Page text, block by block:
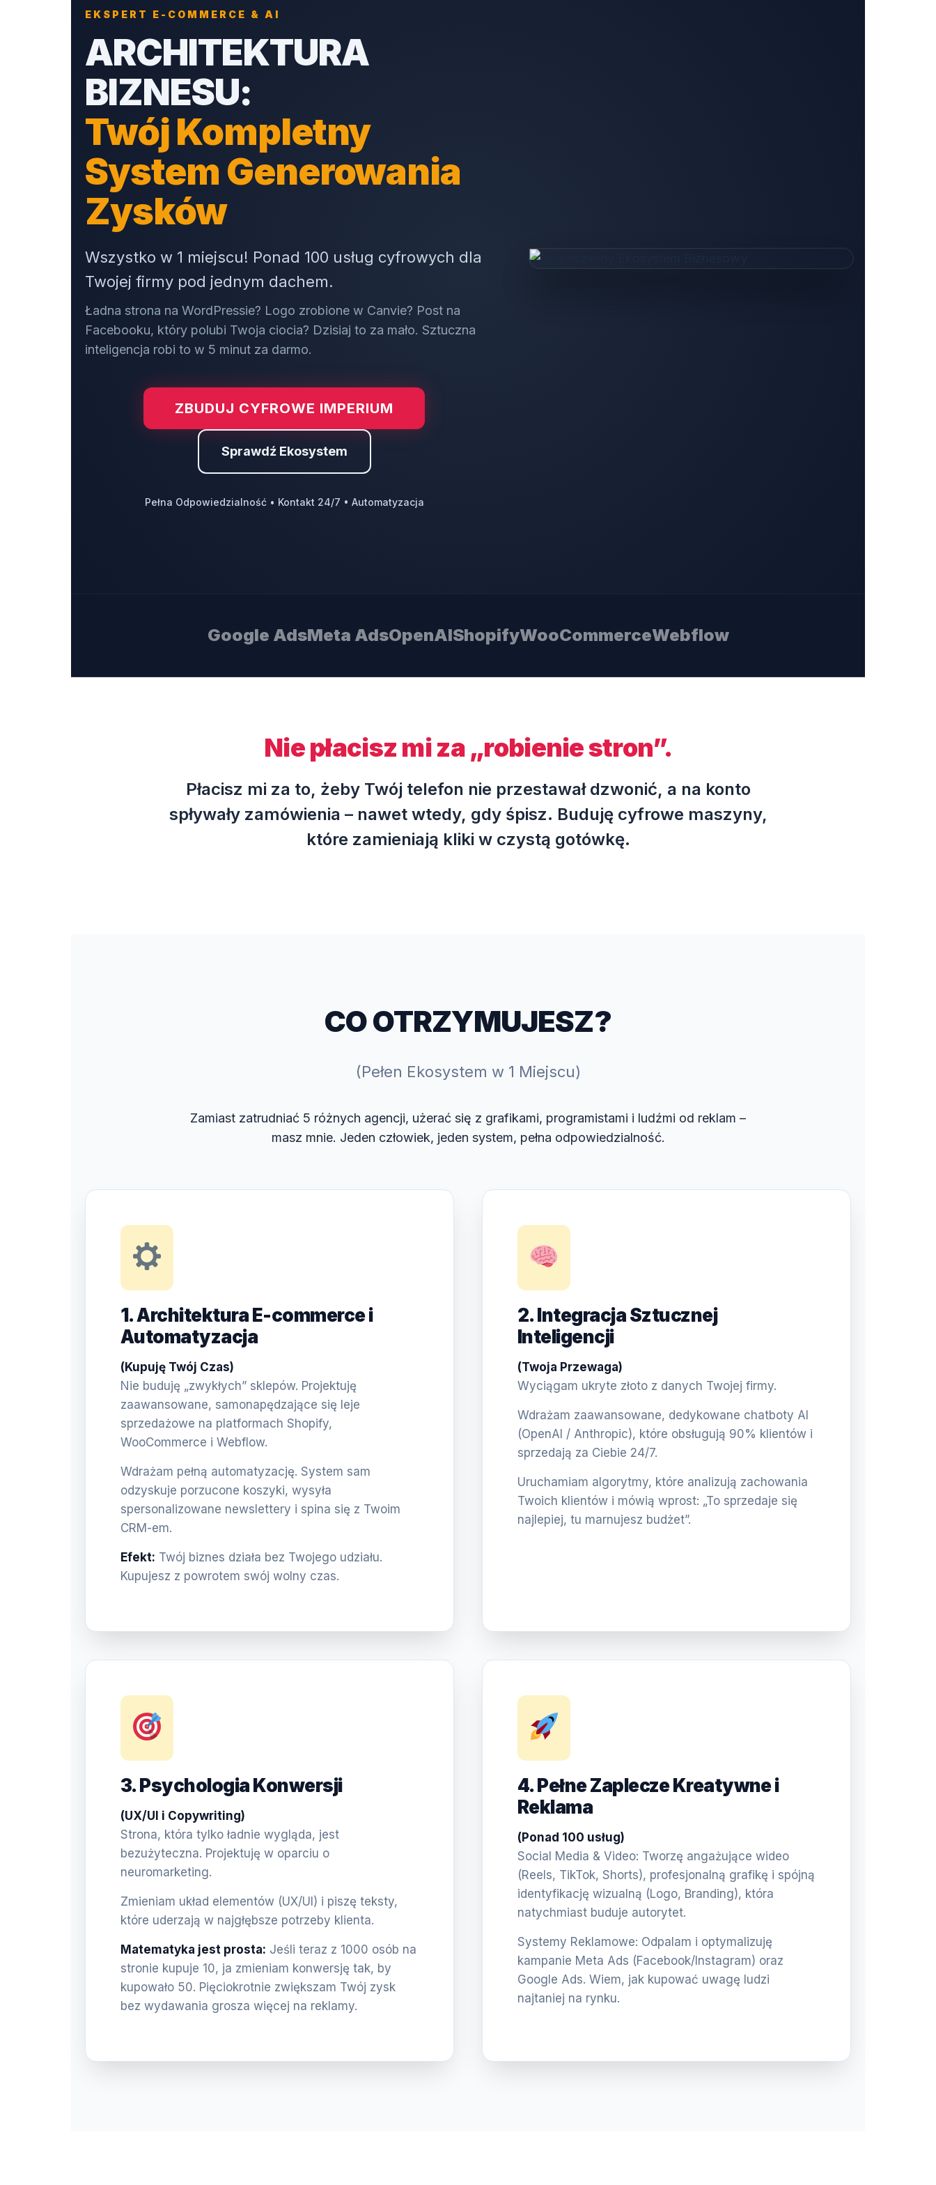
EKSPERT E-COMMERCE & AI
ARCHITEKTURA
BIZNESU:
Twój Kompletny
System Generowania
Zysków
Wszystko w 1 miejscu! Ponad 100 usług cyfrowych dla
Twojej firmy pod jednym dachem.
Ładna strona na WordPressie? Logo zrobione w Canvie? Post na
Facebooku, który polubi Twoja ciocia? Dzisiaj to za mało. Sztuczna
inteligencja robi to w 5 minut za darmo.
ZBUDUJ CYFROWE IMPERIUM
Sprawdź Ekosystem
Pełna Odpowiedzialność • Kontakt 24/7 • Automatyzacja
Google AdsMeta AdsOpenAIShopifyWooCommerceWebflow
Nie płacisz mi za „robienie stron”.
Płacisz mi za to, żeby Twój telefon nie przestawał dzwonić, a na konto
spływały zamówienia – nawet wtedy, gdy śpisz. Buduję cyfrowe maszyny,
które zamieniają kliki w czystą gotówkę.
CO OTRZYMUJESZ?
(Pełen Ekosystem w 1 Miejscu)
Zamiast zatrudniać 5 różnych agencji, użerać się z grafikami, programistami i ludźmi od reklam –
masz mnie. Jeden człowiek, jeden system, pełna odpowiedzialność.
1. Architektura E-commerce i
Automatyzacja
(Kupuję Twój Czas)
Nie buduję „zwykłych” sklepów. Projektuję
zaawansowane, samonapędzające się leje
sprzedażowe na platformach Shopify,
WooCommerce i Webflow.
Wdrażam pełną automatyzację. System sam
odzyskuje porzucone koszyki, wysyła
spersonalizowane newslettery i spina się z Twoim
CRM-em.
Efekt: Twój biznes działa bez Twojego udziału.
Kupujesz z powrotem swój wolny czas.
2. Integracja Sztucznej
Inteligencji
(Twoja Przewaga)
Wyciągam ukryte złoto z danych Twojej firmy.
Wdrażam zaawansowane, dedykowane chatboty AI
(OpenAI / Anthropic), które obsługują 90% klientów i
sprzedają za Ciebie 24/7.
Uruchamiam algorytmy, które analizują zachowania
Twoich klientów i mówią wprost: „To sprzedaje się
najlepiej, tu marnujesz budżet”.
3. Psychologia Konwersji
(UX/UI i Copywriting)
Strona, która tylko ładnie wygląda, jest
bezużyteczna. Projektuję w oparciu o
neuromarketing.
Zmieniam układ elementów (UX/UI) i piszę teksty,
które uderzają w najgłębsze potrzeby klienta.
Matematyka jest prosta: Jeśli teraz z 1000 osób na
stronie kupuje 10, ja zmieniam konwersję tak, by
kupowało 50. Pięciokrotnie zwiększam Twój zysk
bez wydawania grosza więcej na reklamy.
4. Pełne Zaplecze Kreatywne i
Reklama
(Ponad 100 usług)
Social Media & Video: Tworzę angażujące wideo
(Reels, TikTok, Shorts), profesjonalną grafikę i spójną
identyfikację wizualną (Logo, Branding), która
natychmiast buduje autorytet.
Systemy Reklamowe: Odpalam i optymalizuję
kampanie Meta Ads (Facebook/Instagram) oraz
Google Ads. Wiem, jak kupować uwagę ludzi
najtaniej na rynku.